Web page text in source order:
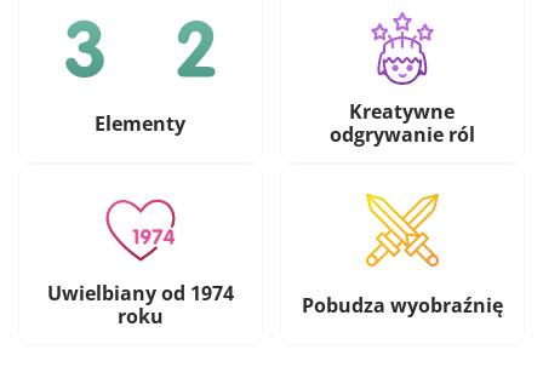
Elementy
Kreatywne
odgrywanie ról
Uwielbiany od 1974
roku
Pobudza wyobraźnię